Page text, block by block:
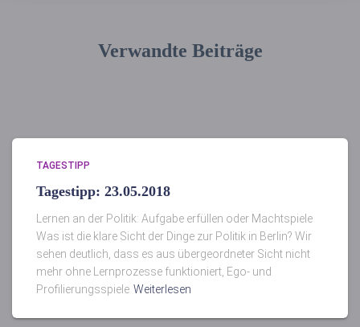
Verwandte Beiträge
TAGESTIPP
Tagestipp: 23.05.2018
Lernen an der Politik: Aufgabe erfüllen oder Machtspiele
Was ist die klare Sicht der Dinge zur Politik in Berlin? Wir
sehen deutlich, dass es aus übergeordneter Sicht nicht
mehr ohne Lernprozesse funktioniert, Ego- und
Profilierungsspiele Weiterlesen